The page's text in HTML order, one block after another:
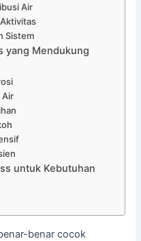
Air
Sistem
yang Mendukung
Air
untuk Kebutuhan
benar cocok